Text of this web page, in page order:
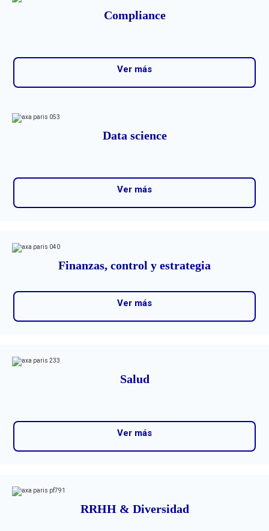
Compliance
Ver más
Data science
Ver más
Finanzas, control y estrategia
Ver más
Salud
Ver más
RRHH & Diversidad